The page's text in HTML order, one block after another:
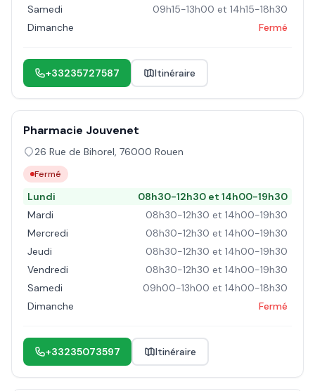
Samedi
09h15-13h00 et 14h15-18h30
Dimanche
Fermé
+33235727587 Itinéraire
Pharmacie Jouvenet
26 Rue de Bihorel, 76000 Rouen
Fermé
Lundi
08h30-12h30 et 14h00-19h30
Mardi
08h30-12h30 et 14h00-19h30
Mercredi
08h30-12h30 et 14h00-19h30
Jeudi
08h30-12h30 et 14h00-19h30
Vendredi
08h30-12h30 et 14h00-19h30
Samedi
09h00-13h00 et 14h00-18h30
Dimanche
Fermé
+33235073597 Itinéraire